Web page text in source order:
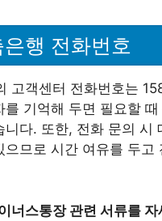
행 전화번호
고객센터 전화번호는
를 기억해 두면 필요할
니다. 또한, 전화 문의 시
으므로 시간 여유를 두고
너스통장 관련 서류를 자